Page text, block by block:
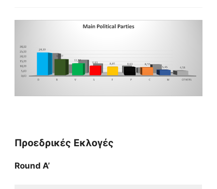
Προεδρικές Εκλογές
Round A’